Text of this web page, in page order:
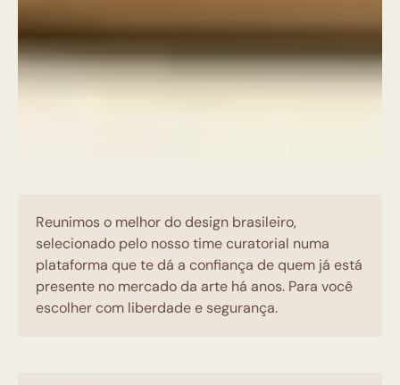
Reunimos o melhor do design brasileiro,
selecionado pelo nosso time curatorial numa
plataforma que te dá a confiança de quem já está
presente no mercado da arte há anos. Para você
escolher com liberdade e segurança.